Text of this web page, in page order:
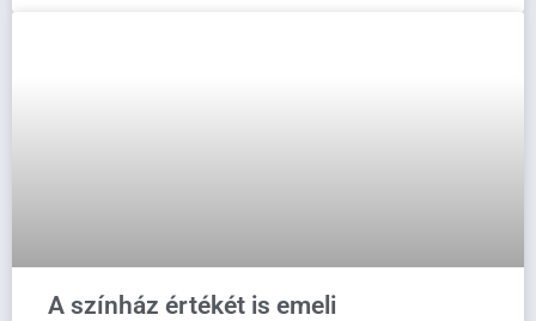
A színház értékét is emeli